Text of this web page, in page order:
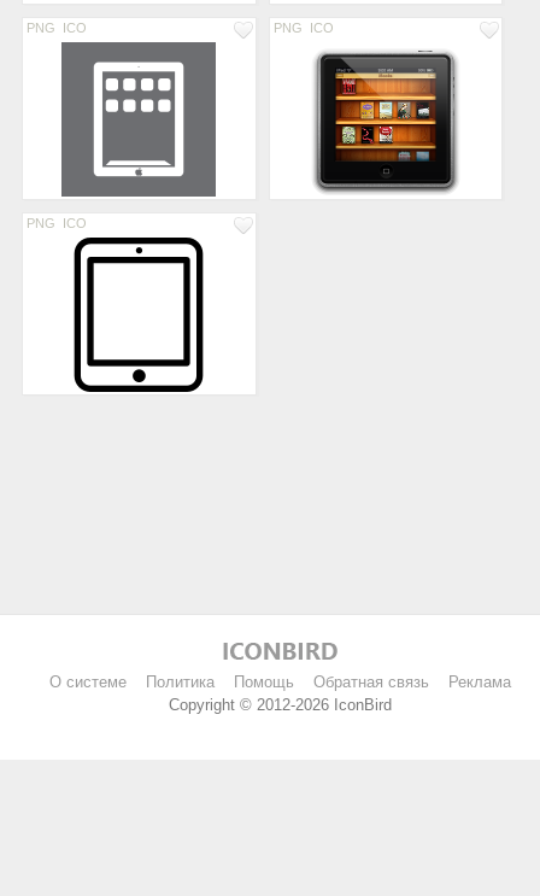
PNG ICO PNG ICO
PNG ICO
О системе Политика Помощь Обратная связь
Реклама
Copyright © 2012-2026 IconBird